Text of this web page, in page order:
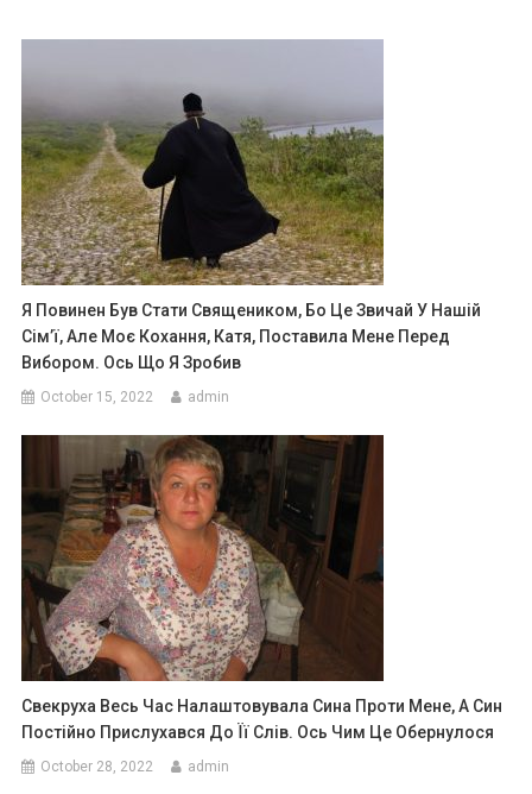
Я Повинен Був Стати Священиком, Бо Це Звичай У Нашій
Сім’ї, Але Моє Кохання, Катя, Поставила Мене Перед
Вибором. Ось Що Я Зробив
October 15, 2022 admin
Свекруха Весь Час Налаштовувала Сина Проти Мене, А Син
Постійно Прислухався До Її Слів. Ось Чим Це Обернулося
October 28, 2022 admin